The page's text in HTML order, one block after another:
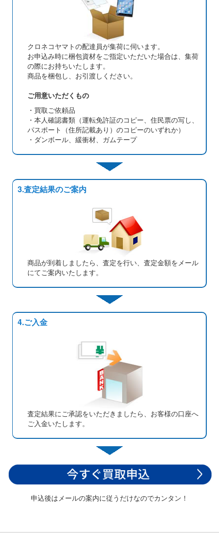
クロネコヤマトの配達員が集荷に伺います。
お申込み時に梱包資材をご指定いただいた場合は、集荷
の際にお持ちいたします。
商品を梱包し、お引渡しください。
ご用意いただくもの
・買取ご依頼品
・本人確認書類（運転免許証のコピー、住民票の写し、
パスポート（住所記載あり）のコピーのいずれか）
・ダンボール、緩衝材、ガムテープ
3.査定結果のご案内
商品が到着しましたら、査定を行い、査定金額をメール
にてご案内いたします。
4.ご入金
査定結果にご承認をいただきましたら、お客様の口座へ
ご入金いたします。
申込後はメールの案内に従うだけなのでカンタン！